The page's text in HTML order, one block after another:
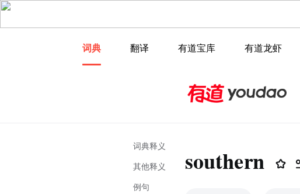
词典 翻译 有道宝库 有道龙虾
词典释义
其他释义
例句
southern